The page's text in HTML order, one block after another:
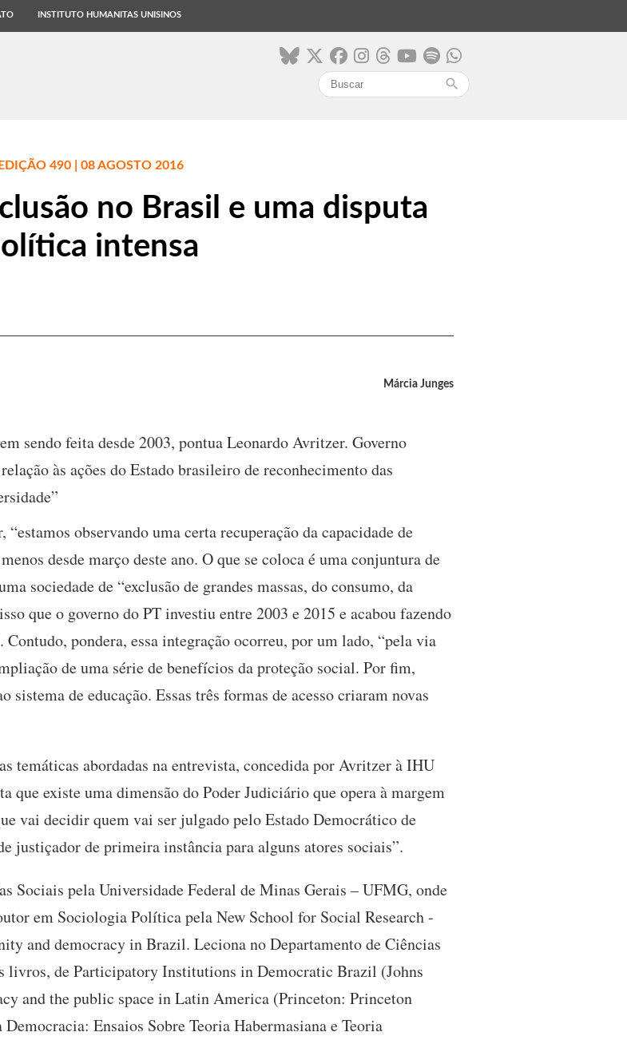
INSTITUTO HUMANITAS UNISINOS
search
490 | 08 AGOSTO 2016
no Brasil e uma disputa
intensa
Márcia Junges
sendo feita desde 2003, pontua Leonardo Avritzer. Governo
às ações do Estado brasileiro de reconhecimento das
observando uma certa recuperação da capacidade de
desde março deste ano. O que se coloca é uma conjuntura de
sociedade de “exclusão de grandes massas, do consumo, da
que o governo do PT investiu entre 2003 e 2015 e acabou fazendo
pondera, essa integração ocorreu, por um lado, “pela via
de uma série de benefícios da proteção social. Por fim,
sistema de educação. Essas três formas de acesso criaram novas
temáticas abordadas na entrevista, concedida por Avritzer à IHU
que existe uma dimensão do Poder Judiciário que opera à margem
vai decidir quem vai ser julgado pelo Estado Democrático de
justiçador de primeira instância para alguns atores sociais”.
Sociais pela Universidade Federal de Minas Gerais – UFMG, onde
em Sociologia Política pela New School for Social Research -
and democracy in Brazil. Leciona no Departamento de Ciências
livros, de Participatory Institutions in Democratic Brazil (Johns
and the public space in Latin America (Princeton: Princeton
Ensaios Sobre Teoria Habermasiana e Teoria